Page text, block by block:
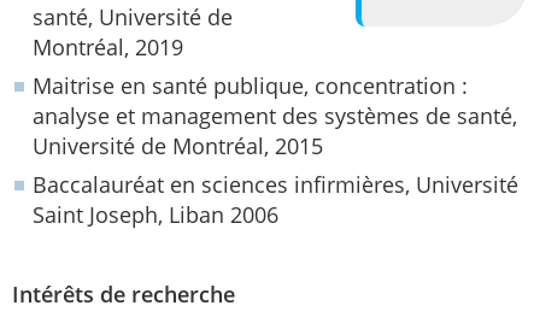
santé, Université de
Montréal, 2019
Maitrise en santé publique, concentration :
analyse et management des systèmes de santé,
Université de Montréal, 2015
Baccalauréat en sciences infirmières, Université
Saint Joseph, Liban 2006
Intérêts de recherche